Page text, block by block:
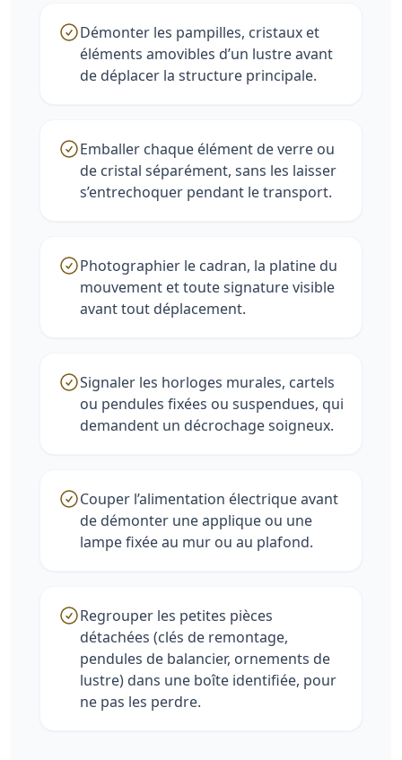
Démonter les pampilles, cristaux et
éléments amovibles d’un lustre avant
de déplacer la structure principale.
Emballer chaque élément de verre ou
de cristal séparément, sans les laisser
s’entrechoquer pendant le transport.
Photographier le cadran, la platine du
mouvement et toute signature visible
avant tout déplacement.
Signaler les horloges murales, cartels
ou pendules fixées ou suspendues, qui
demandent un décrochage soigneux.
Couper l’alimentation électrique avant
de démonter une applique ou une
lampe fixée au mur ou au plafond.
Regrouper les petites pièces
détachées (clés de remontage,
pendules de balancier, ornements de
lustre) dans une boîte identifiée, pour
ne pas les perdre.